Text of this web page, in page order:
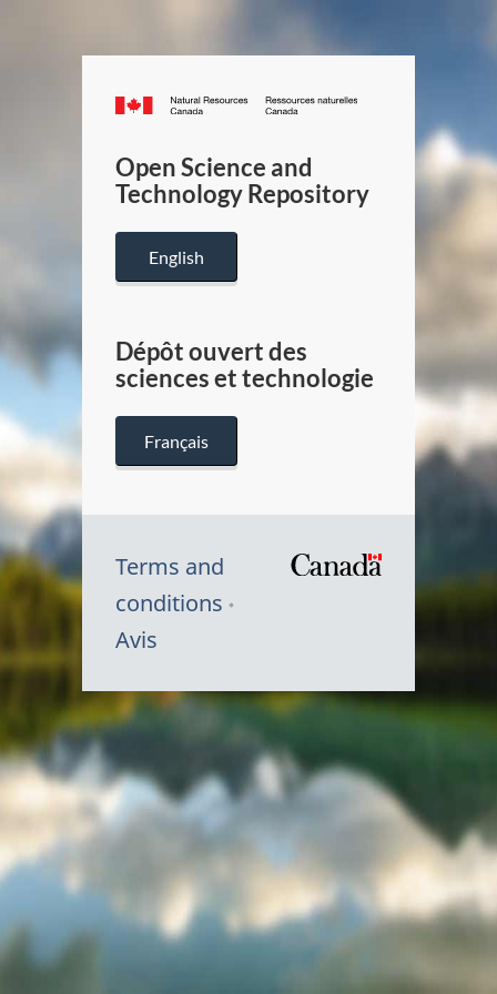
Canada.ca
/
Canada
Open Science and
Technology Repository
English
Dépôt ouvert des
sciences et technologie
Français
Terms and
conditions
Avis
Symbole
du